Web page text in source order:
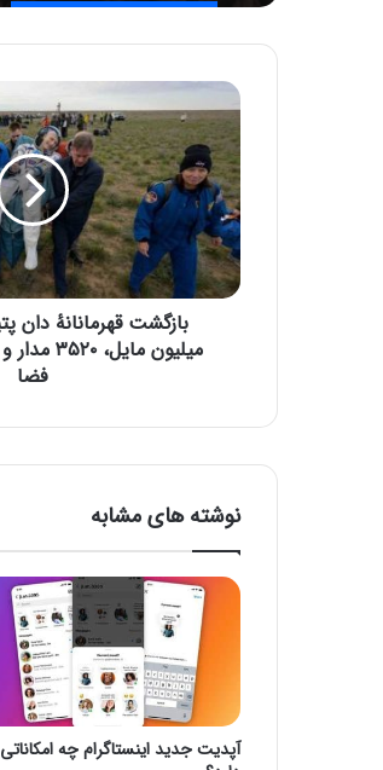
ب
ا
ز
گ
ش
ت
ق
ه
ر
ن
د
ن
پ
ت
ی
م
ی
فضا
نوشته های مشابه
آپدیت جدید اینستاگرام چه امکاناتی